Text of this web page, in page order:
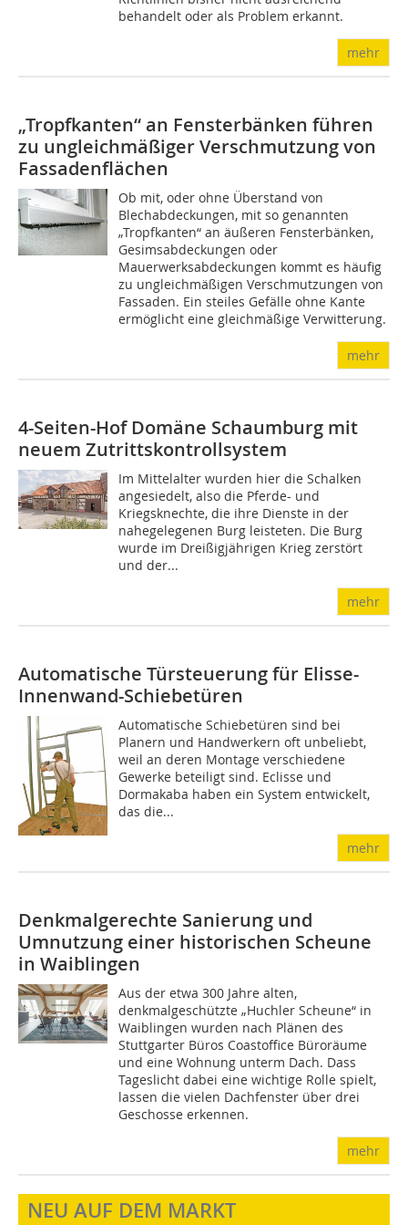
behandelt oder als Problem erkannt.
mehr
„Tropfkanten“ an Fensterbänken führen
zu ungleichmäßiger Verschmutzung von
Fassadenflächen
Ob mit, oder ohne Überstand von
Blechabdeckungen, mit so genannten
„Tropfkanten“ an äußeren Fensterbänken,
Gesimsabdeckungen oder
Mauerwerksabdeckungen kommt es häufig
zu ungleichmäßigen Verschmutzungen von
Fassaden. Ein steiles Gefälle ohne Kante
ermöglicht eine gleichmäßige Verwitterung.
mehr
4-Seiten-Hof Domäne Schaumburg mit
neuem Zutrittskontrollsystem
Im Mittelalter wurden hier die Schalken
angesiedelt, also die Pferde- und
Kriegsknechte, die ihre Dienste in der
nahegele­genen Burg leisteten. Die Burg
wurde im Dreißigjährigen Krieg zerstört
und der...
mehr
Automatische Türsteuerung für Elisse-
Innenwand-Schiebetüren
Automatische Schiebetüren sind bei
Planern und Handwerkern oft unbeliebt,
weil an deren Montage verschiedene
Gewerke beteiligt sind. Eclisse und
Dormakaba haben ein System entwickelt,
das die...
mehr
Denkmalgerechte Sanierung und
Umnutzung einer historischen Scheune
in Waiblingen
Aus der etwa 300 Jahre alten,
denkmalgeschützte „Huchler Scheune“ in
Waiblingen wurden nach Plänen des
Stuttgarter Büros Coastoffice Büroräume
und eine Wohnung unterm Dach. Dass
Tageslicht dabei eine wichtige Rolle spielt,
lassen die vielen Dachfenster über drei
Geschosse erkennen.
mehr
NEU AUF DEM MARKT